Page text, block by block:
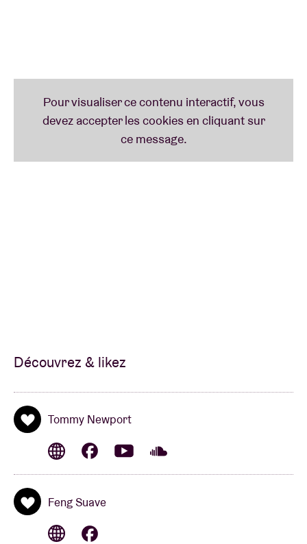
Découvrez & likez
Tommy Newport
Feng Suave